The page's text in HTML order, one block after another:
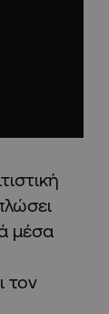
μέσα
τον